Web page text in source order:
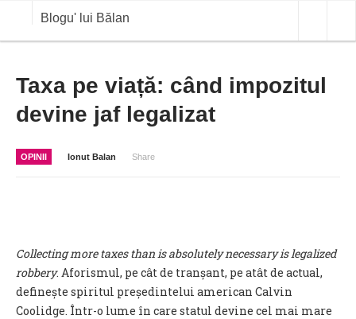
Blogu' lui Bălan
ANALIZE
COTATII BVB
Taxa pe viață: când impozitul
devine jaf legalizat
OPINII Ionut Balan Share
Collecting more taxes than is absolutely necessary is legalized
robbery. Aforismul, pe cât de tranșant, pe atât de actual,
definește spiritul președintelui american Calvin
Coolidge. Într-o lume în care statul devine cel mai mare